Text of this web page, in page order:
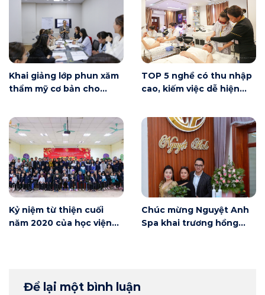
Khai giảng lớp phun xăm
thẩm mỹ cơ bản cho
Nội
TOP 5 nghề có thu nhập
cao, kiếm việc dễ hiện
Kỷ niệm từ thiện cuối
năm 2020 của học viện
Chúc mừng Nguyệt Anh
Spa khai trương hồng
Để lại một bình luận